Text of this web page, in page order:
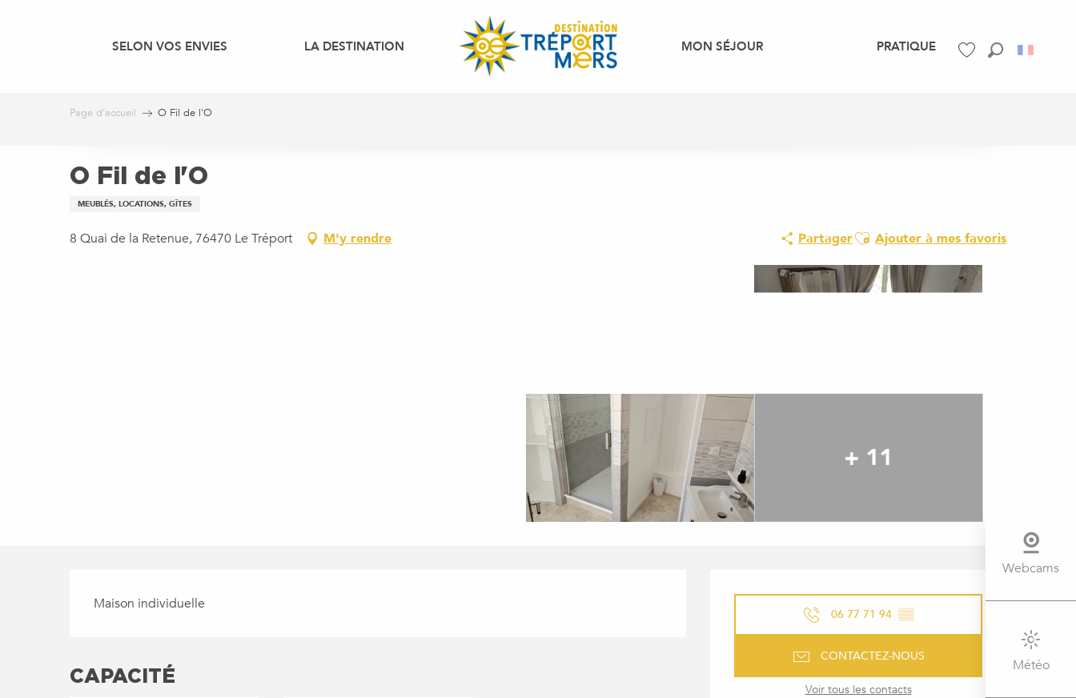
SELON VOS ENVIES LA DESTINATION MON SÉJOUR PRATIQUE
Webcams
Météo
Page d’accueil O Fil de l'O
O Fil de l'O
MEUBLÉS, LOCATIONS, GÎTES
8 Quai de la Retenue, 76470 Le Tréport M'y rendre PartagerAjouter aux favoris
Ajouter à mes favoris
+ 11
06 77 71 94 ▒▒
CONTACTEZ-NOUS
Voir tous les contacts
Maison individuelle
CAPACITÉ